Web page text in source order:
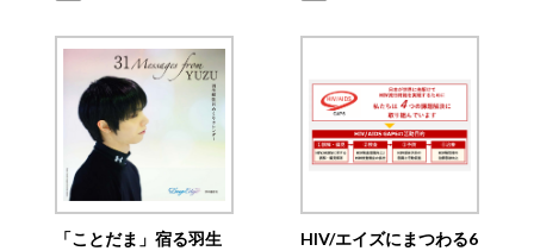
「ことだま」宿る羽生
HIV/エイズにまつわる6